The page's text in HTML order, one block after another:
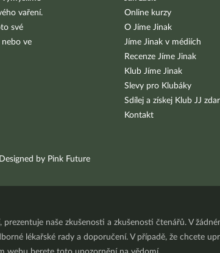
vaření.
své
nebo ve
Online kurzy
O Jíme Jinak
Jíme Jinak v médiích
Recenze Jíme Jinak
Klub Jíme Jinak
Slevy pro Klubáky
Sdílej a získej Klub JJ
Kontakt
Designed by Pink Future
naše zkušenosti a zkušenosti čtenářů. V
lékařské rady a doporučení. V případě, že chcete